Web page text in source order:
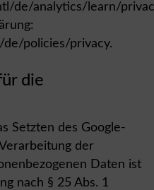
de/analytics/learn/
policies/privacy.
die
Setzten des Google-
der
Daten ist
nach § 25 Abs. 1